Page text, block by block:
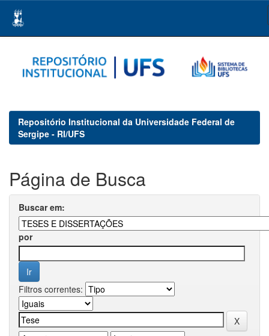
navigation
Repositório Institucional da Universidade Federal de
Sergipe - RI/UFS
Página de Busca
Buscar em:
por
Filtros correntes: